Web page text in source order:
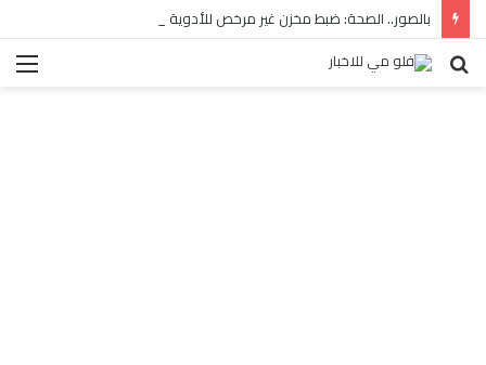
بالصور.. الصحة: ضبط مخزن غير مرخص للأدوية المهربة بالبساتين
بحث